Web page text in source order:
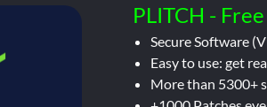
PLITCH -
Secure Software
Easy to use: get
More than 5300+